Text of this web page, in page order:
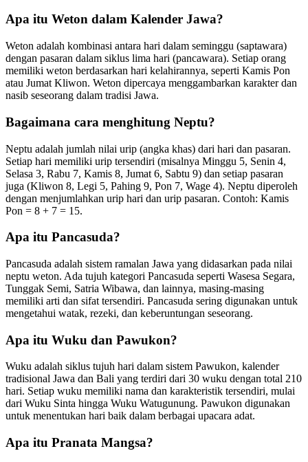
Apa itu Weton dalam Kalender Jawa?
Weton adalah kombinasi antara hari dalam seminggu (saptawara)
dengan pasaran dalam siklus lima hari (pancawara). Setiap orang
memiliki weton berdasarkan hari kelahirannya, seperti Kamis Pon
atau Jumat Kliwon. Weton dipercaya menggambarkan karakter dan
nasib seseorang dalam tradisi Jawa.
Bagaimana cara menghitung Neptu?
Neptu adalah jumlah nilai urip (angka khas) dari hari dan pasaran.
Setiap hari memiliki urip tersendiri (misalnya Minggu 5, Senin 4,
Selasa 3, Rabu 7, Kamis 8, Jumat 6, Sabtu 9) dan setiap pasaran
juga (Kliwon 8, Legi 5, Pahing 9, Pon 7, Wage 4). Neptu diperoleh
dengan menjumlahkan urip hari dan urip pasaran. Contoh: Kamis
Pon = 8 + 7 = 15.
Apa itu Pancasuda?
Pancasuda adalah sistem ramalan Jawa yang didasarkan pada nilai
neptu weton. Ada tujuh kategori Pancasuda seperti Wasesa Segara,
Tunggak Semi, Satria Wibawa, dan lainnya, masing-masing
memiliki arti dan sifat tersendiri. Pancasuda sering digunakan untuk
mengetahui watak, rezeki, dan keberuntungan seseorang.
Apa itu Wuku dan Pawukon?
Wuku adalah siklus tujuh hari dalam sistem Pawukon, kalender
tradisional Jawa dan Bali yang terdiri dari 30 wuku dengan total 210
hari. Setiap wuku memiliki nama dan karakteristik tersendiri, mulai
dari Wuku Sinta hingga Wuku Watugunung. Pawukon digunakan
untuk menentukan hari baik dalam berbagai upacara adat.
Apa itu Pranata Mangsa?